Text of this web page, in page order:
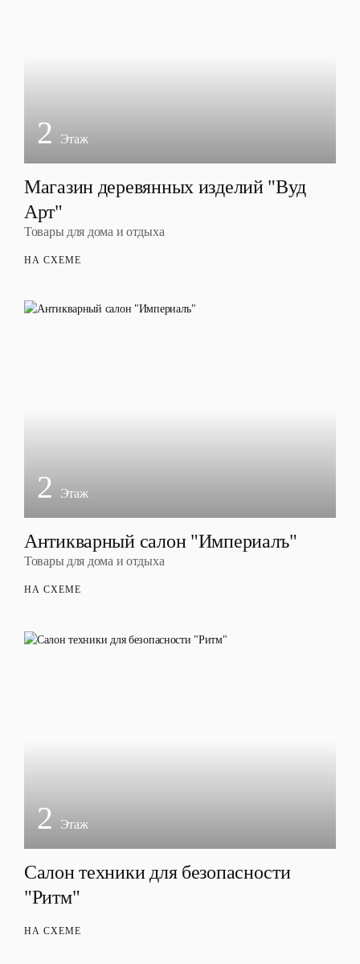
2 Этаж
Магазин деревянных изделий "Вуд
Арт"
Товары для дома и отдыха
НА СХЕМЕ
2 Этаж
Антикварный салон "Империалъ"
Товары для дома и отдыха
НА СХЕМЕ
2 Этаж
Салон техники для безопасности
"Ритм"
НА СХЕМЕ